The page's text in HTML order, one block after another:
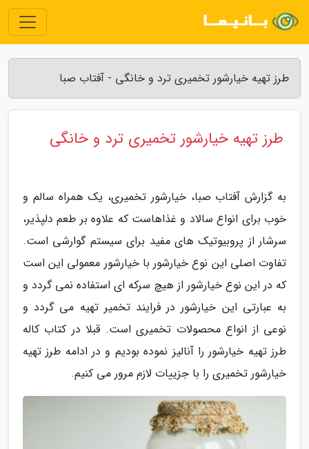
طرز تهیه خیارشور تخمیری ترد و خانگی - آفتاب صبا
طرز تهیه خیارشور تخمیری ترد و خانگی
به گزارش آفتاب صبا، خیارشور تخمیری، یک همراه سالم و
خوب برای انواع سالاد و غذاهاست که علاوه بر طعم دلپذیر،
سرشار از پروبیوتیک های مفید برای سیستم گوارشی است.
تفاوت اصلی این نوع خیارشور با خیارشور معمولی این است
که در این نوع خیارشور از هیچ سرکه ای استفاده نمی گردد و
به عبارتی این خیارشور در فرایند تخمیر تهیه می گردد و
نوعی از انواع محصولات تخمیری است. قبلا در کتاب کاله
طرز تهیه خیارشور را آنالیز نموده بودیم و در ادامه طرز تهیه
خیارشور تخمیری را با جزییات لازم مرور می کنیم.